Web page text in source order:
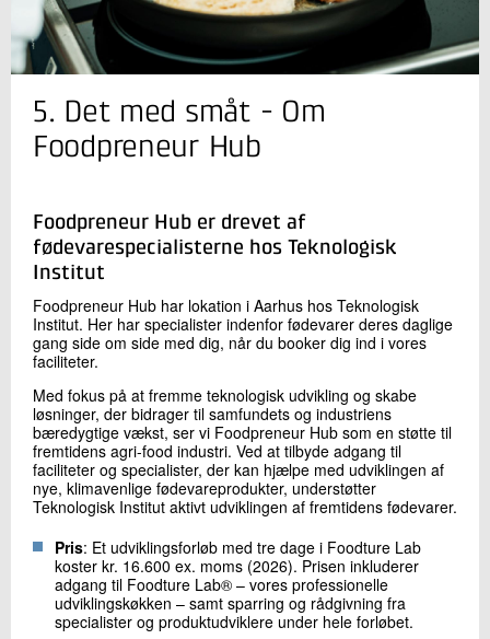
Jeg er din kontaktperson
Mike O'Brien Smed
Sektionsleder
Fødevareteknologi
Skriv til mig
Send
5. Det med småt - Om
Foodpreneur Hub
Foodpreneur Hub er drevet af
fødevarespecialisterne hos Teknologisk
Institut
Foodpreneur Hub har lokation i Aarhus hos Teknologisk
Institut. Her har specialister indenfor fødevarer deres daglige
gang side om side med dig, når du booker dig ind i vores
faciliteter.
Med fokus på at fremme teknologisk udvikling og skabe
løsninger, der bidrager til samfundets og industriens
bæredygtige vækst, ser vi Foodpreneur Hub som en støtte til
fremtidens agri-food industri. Ved at tilbyde adgang til
faciliteter og specialister, der kan hjælpe med udviklingen af
nye, klimavenlige fødevareprodukter, understøtter
Teknologisk Institut aktivt udviklingen af fremtidens fødevarer.
Pris: Et udviklingsforløb med tre dage i Foodture Lab
koster kr. 16.600 ex. moms (2026). Prisen inkluderer
adgang til Foodture Lab® – vores professionelle
udviklingskøkken – samt sparring og rådgivning fra
specialister og produktudviklere under hele forløbet.